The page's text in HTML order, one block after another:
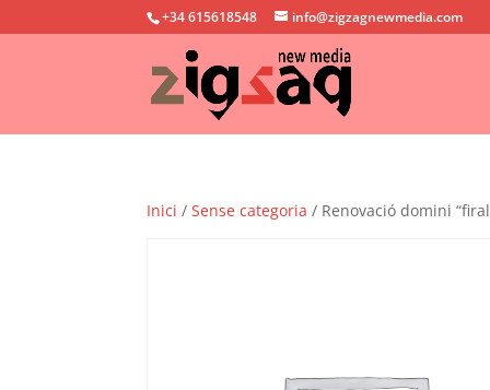
+34 615618548 info@zigzagnewmedia.com
Inici /Sense categoria / Renovació domini